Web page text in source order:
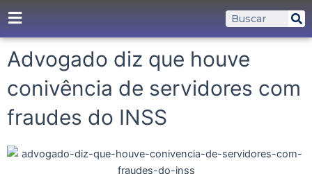
para
o
conteúdo
Pesquisar
Advogado diz que houve
conivência de servidores com
fraudes do INSS